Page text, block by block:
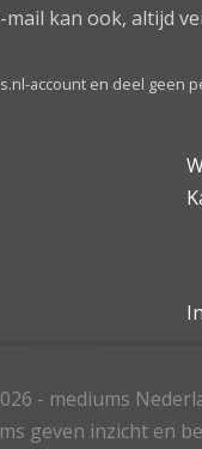
kan ook, altijd
account en deel geen
- mediums
geven inzicht en